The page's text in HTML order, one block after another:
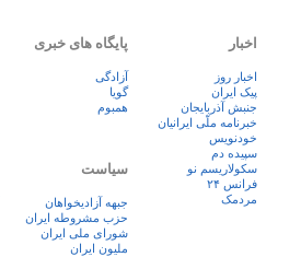
اخبار
اخبار روز
پيک ايران
جنبش آذربایجان
خبرنامه ملّی ایرانیان
خودنویس
سپیده دم
سکولاریسم نو
فرانس ۲۴
مردمک
پایگاه های خبری
آزادگی
گویا
همبوم
سیاست
جبهه آزادیخواهان
حزب مشروطه ایران
شورای ملی ایران
ملیون ایران